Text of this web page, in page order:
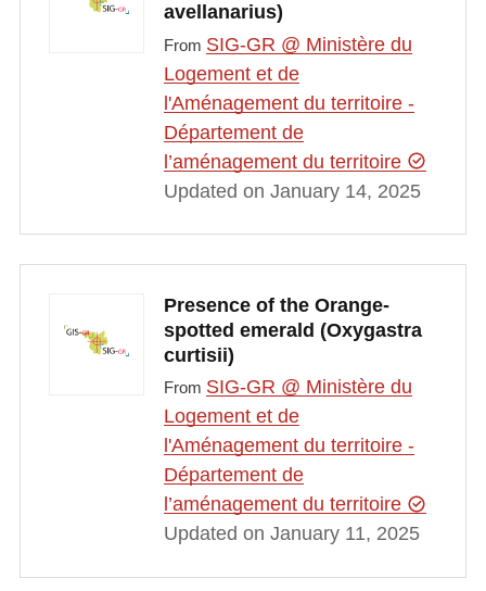
avellanarius)
From SIG-GR @ Ministère du
Logement et de
l'Aménagement du territoire -
Département de
l’aménagement du territoire
Updated on January 14, 2025
Presence of the Orange-
spotted emerald (Oxygastra
curtisii)
From SIG-GR @ Ministère du
Logement et de
l'Aménagement du territoire -
Département de
l’aménagement du territoire
Updated on January 11, 2025